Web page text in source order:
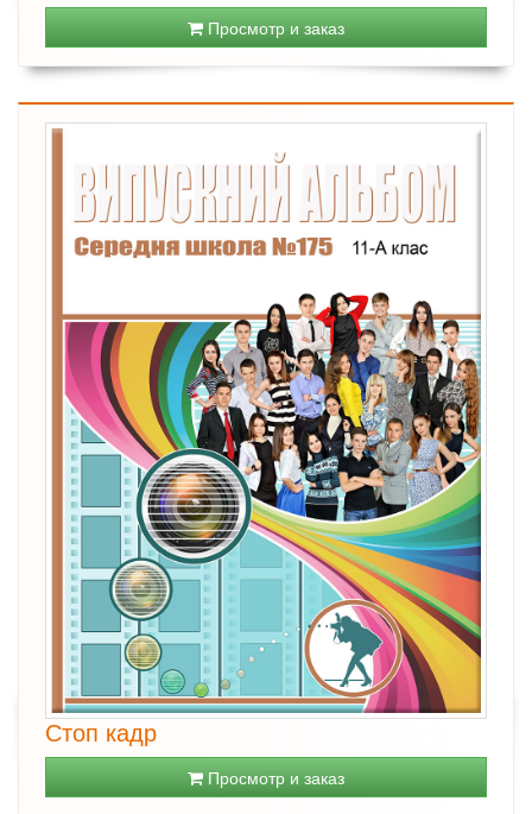
Просмотр и заказ
Стоп кадр
Просмотр и заказ